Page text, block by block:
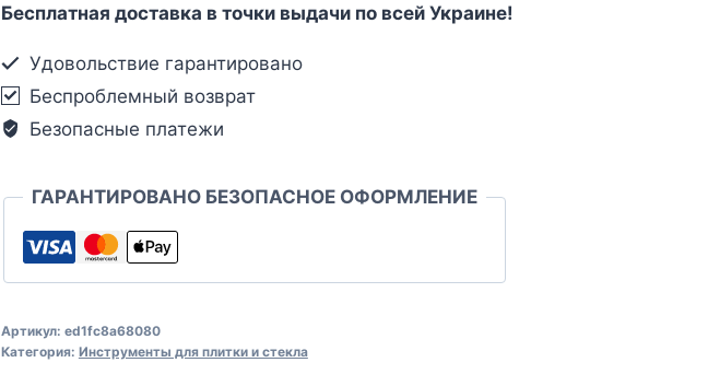
Бесплатная доставка в точки выдачи по всей Украине!
Удовольствие гарантировано
Беспроблемный возврат
Безопасные платежи
ГАРАНТИРОВАНО БЕЗОПАСНОЕ ОФОРМЛЕНИЕ
Артикул: ed1fc8a68080
Категория: Инструменты для плитки и стекла